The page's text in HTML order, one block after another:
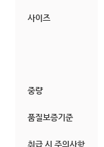
사이즈
중량
품질보증기준
취급 시 주의사항